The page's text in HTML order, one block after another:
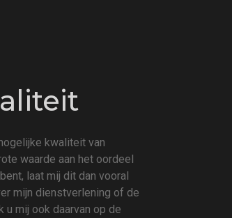
kwaliteit van
waarde aan het oordeel
laat mij dit dan vooral
mijn dienstverlening of de
mij ook daarvan op de